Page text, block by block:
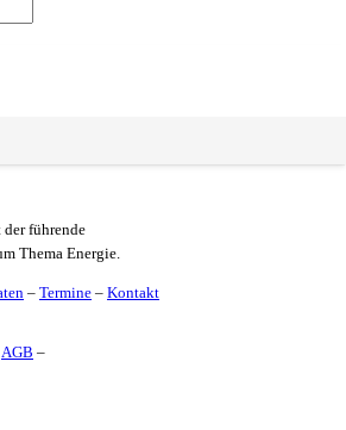
Innovationspreis „Best CO2
führende
Thema Energie.
– Termine – Kontakt
AGB –